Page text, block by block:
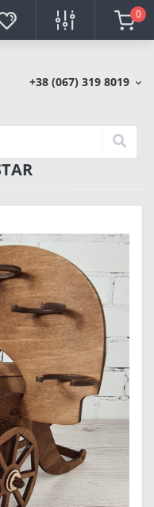
0
+38 (067) 319 8019